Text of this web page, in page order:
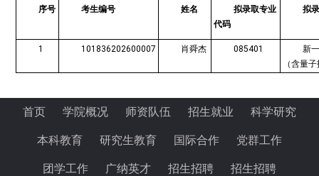
序号 考生编号 姓名
拟录取专业
代码
拟
1 101836202600007 肖舜杰 085401
新
（含量
首页 学院概况 师资队伍 招生就业 科学研究
本科教育 研究生教育 国际合作 党群工作
团学工作 广纳英才 招生招聘 招生招聘